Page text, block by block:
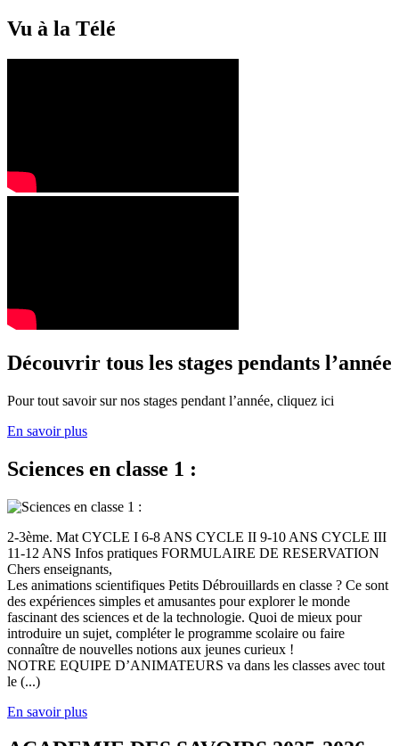
Vu à la Télé
Découvrir tous les stages pendants l’année
Pour tout savoir sur nos stages pendant l’année, cliquez ici
En savoir plus
Sciences en classe 1 :
2-3ème. Mat CYCLE I 6-8 ANS CYCLE II 9-10 ANS CYCLE III
11-12 ANS Infos pratiques FORMULAIRE DE RESERVATION
Chers enseignants,
Les animations scientifiques Petits Débrouillards en classe ? Ce sont
des expériences simples et amusantes pour explorer le monde
fascinant des sciences et de la technologie. Quoi de mieux pour
introduire un sujet, compléter le programme scolaire ou faire
connaître de nouvelles notions aux jeunes curieux !
NOTRE EQUIPE D’ANIMATEURS va dans les classes avec tout
le (...)
En savoir plus